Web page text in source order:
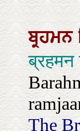
ਬ੍ਰਹਮਨ
ब्रहमन
The